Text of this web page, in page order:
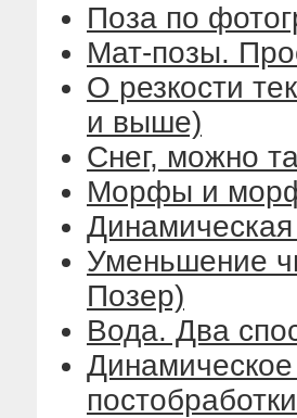
Поза по
Мат-позы.
О резкости
и выше)
Снег, можно
Морфы и
Уменьшение
Позер)
Вода. Два
постобработки